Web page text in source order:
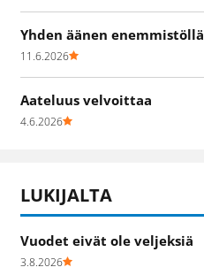
Yhden äänen enemmistöllä
11.6.2026
Aateluus velvoittaa
4.6.2026
LUKIJALTA
Vuodet eivät ole veljeksiä
3.8.2026